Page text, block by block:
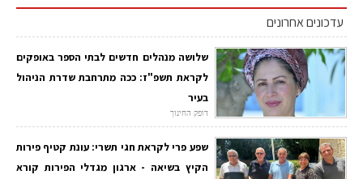
עדכונים אחרונים
שלושה מנהלים חדשים לבתי הספר באופקים
לקראת תשפ"ז: ככה מתרחבת שדרת הניהול
בעיר
דופק החינוך
שפע פרי לקראת חגי תשרי: עונת קטיף פירות
הקיץ בשיאה - ארגון מגדלי הפירות קורא